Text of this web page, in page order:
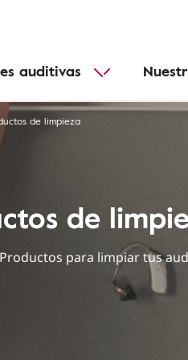
auditivas Adecuado para
de limpieza
de
Productos para limpiar tus